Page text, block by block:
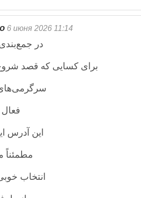
6 июня 2026 11:14
در
برای کسایی که قصد
این آدرس
مطمئناً
انتخاب